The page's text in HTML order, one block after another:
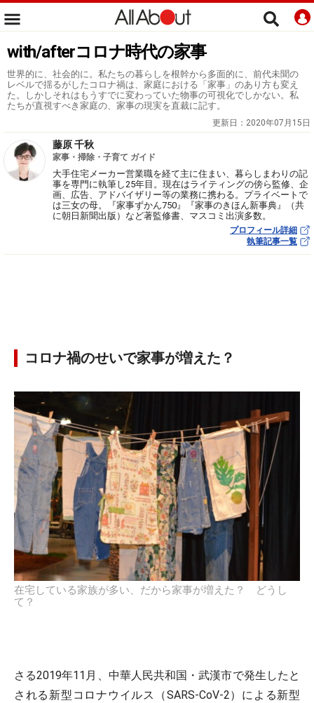
with/afterコロナ時代の家事
世界的に、社会的に。私たちの暮らしを根幹から多面的に、前代未聞の
レベルで揺るがしたコロナ禍は、家庭における「家事」のあり方も変え
た。しかしそれはもうすでに変わっていた物事の可視化でしかない。私
たちが直視すべき家庭の、家事の現実を直裁に記す。
更新日： 2020年07月15日
藤原 千秋
家事・掃除・子育て ガイド
大手住宅メーカー営業職を経て主に住まい、暮らしまわりの記
事を専門に執筆し25年目。現在はライティングの傍ら監修、企
画、広告、アドバイザリー等の業務に携わる。プライベートで
は三女の母。『家事ずかん750』『家事のきほん新事典』（共
に朝日新聞出版）など著監修書、マスコミ出演多数。
プロフィール詳細
執筆記事一覧
コロナ禍のせいで家事が増えた？
在宅している家族が多い、だから家事が増えた？ どうし
て？
さる2019年11月、中華人民共和国・武漢市で発生したと
される新型コロナウイルス（SARS-CoV-2）による新型